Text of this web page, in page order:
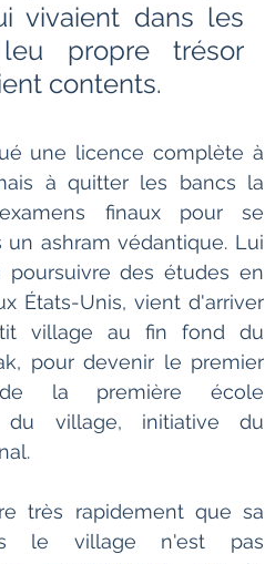
pakistanaise
vivaient dans les
propre trésor
contents.
une licence complète à
à quitter les bancs la
finaux pour se
un ashram védantique. Lui
poursuivre des études en
États-Unis, vient d'arriver
village au fin fond du
pour devenir le premier
de la première école
du village, initiative du
très rapidement que sa
le village n'est pas